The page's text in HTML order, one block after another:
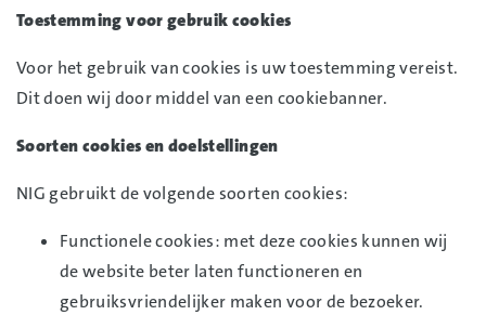
Toestemming voor gebruik cookies
Voor het gebruik van cookies is uw toestemming vereist.
Dit doen wij door middel van een cookiebanner.
Soorten cookies en doelstellingen
NIG gebruikt de volgende soorten cookies:
Functionele cookies: met deze cookies kunnen wij
de website beter laten functioneren en
gebruiksvriendelijker maken voor de bezoeker.